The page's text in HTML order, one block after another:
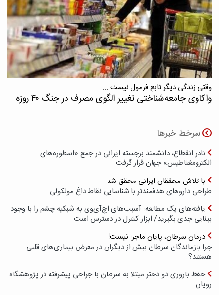
وقتی زندگی دیگر تابع فرمول نیست ...
واکاوی جامعه‌شناختی تغییر الگوی مصرف در جنگ ۴۰ روزه
سرخط خبرها
نادر انقطاع، دانشمند برجسته ایرانی در جمع «اسطوره‌های
الکترومغناطیس» جهان قرار گرفت
با تلاش محققان ایرانی محقق شد
طراحی داروهای هدفمندتر با شناسایی نقاط داغ مولکولی
یافته‌های یک مطالعه: آسیب‌های اچ‌آی‌وی به شبکیه چشم را با وجود
بینایی جدی بگیرید/ ابزار کنترل در دسترس است
درمان سرطان، پایان ماجرا نیست!
چرا بازماندگان سرطان بیش از دیگران در معرض بیماری‌های قلبی
هستند؟
حفظ باروری دو دختر مبتلا به سرطان با جراحی پیشرفته در پژوهشگاه
رویان